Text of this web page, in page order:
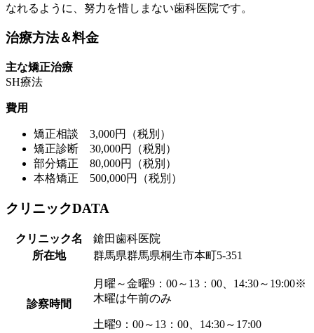
なれるように、努力を惜しまない歯科医院です。
治療方法＆料金
主な矯正治療
SH療法
費用
矯正相談 3,000円（税別）
矯正診断 30,000円（税別）
部分矯正 80,000円（税別）
本格矯正 500,000円（税別）
クリニックDATA
クリニック名
鎗田歯科医院
所在地
群馬県群馬県桐生市本町5-351
診察時間
月曜～金曜9：00～13：00、14:30～19:00※
木曜は午前のみ
土曜9：00～13：00、14:30～17:00